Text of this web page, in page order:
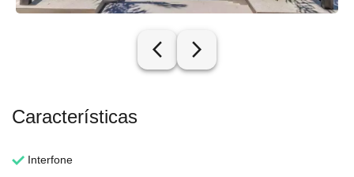
arrow_back_ios_new arrow_forward_ios
Características
Interfone